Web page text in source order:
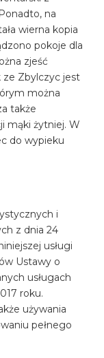
na
wierna kopia
pokoje dla
zjeść
ze Zbylczyc jest
można
także
mąki żytniej. W
do wypieku
i
z dnia 24
usługi
Ustawy o
usługach
roku.
używania
pełnego